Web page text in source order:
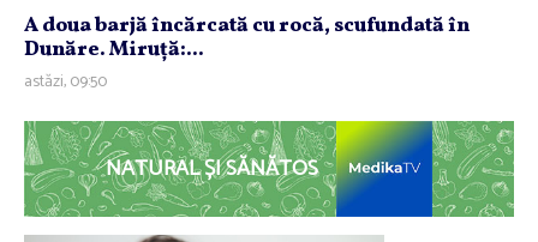
A doua barjă încărcată cu rocă, scufundată în
Dunăre. Miruţă:...
astăzi, 09:50
NATURAL ȘI SĂNĂTOS